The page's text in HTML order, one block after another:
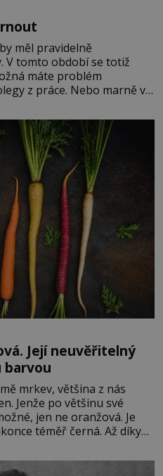
měl pravidelně
V tomto období se totiž
máte problém
z práce. Nebo marně v
kdyby se paměť
Její neuvěřitelný
barvou
mrkev, většina z nás
Jenže po většinu své
jen ne oranžová. Je
téměř černá. Až díky
ani nedokážeme představit.